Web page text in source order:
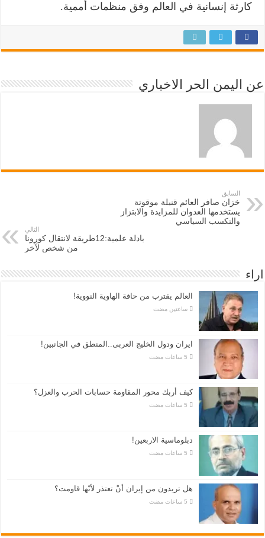
كارثة إنسانية في العالم وفق منظمات أممية.
عن اليمن الحر الاخباري
السابق
خزان صافر العائم قنبلة موقوتة
يستخدمها العدوان للمزايدة والابتزاز
والتكسب السياسي
التالي
بادلة علمية:12طريقة لانتقال كورونا
من شخص لآخر
اراء
العالم يقترب من حافة الهاوية النووية!
‏ساعتين مضت
ايران ودول الخليج العربى..المنطق في الجانبين!
كيف أربك محور المقاومة حسابات الحرب والعزل؟
دبلوماسية الاربعين!
هل تريدون من إيران أنْ تعتذر لأنّها قاومت؟